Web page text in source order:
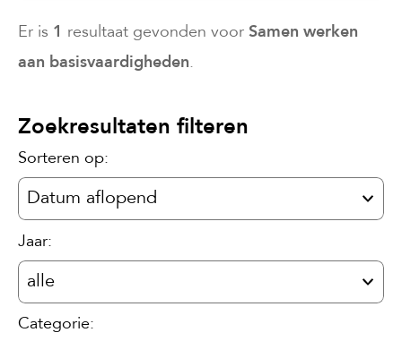
Er is 1 resultaat gevonden voor Samen werken
aan basisvaardigheden.
Zoekresultaten filteren
Sorteren op:
Jaar:
Categorie: